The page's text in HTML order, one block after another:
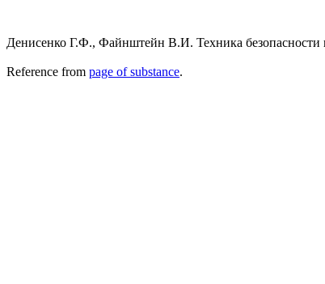
Денисенко Г.Ф., Файнштейн В.И. Техника безопасности
Reference from page of substance.